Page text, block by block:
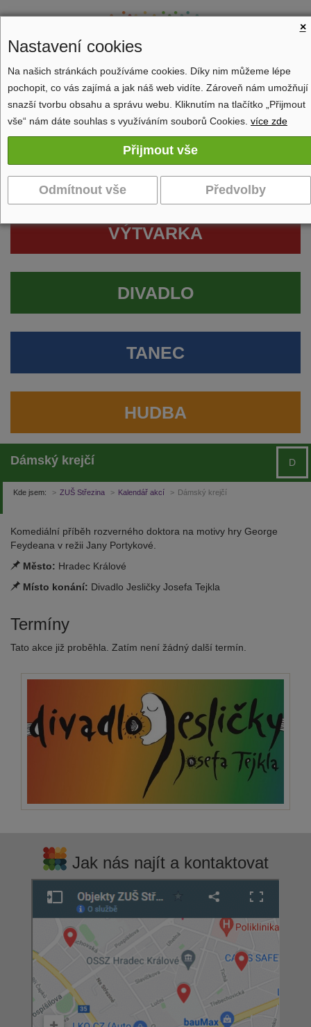
Zobrazit navigaci
VÝTVARKA
DIVADLO
TANEC
HUDBA
Dámský krejčí D
Kde jsem: ZUŠ Střezina Kalendář akcí Dámský krejčí
Komediální příběh rozverného doktora na motivy hry George
Feydeana v režii Jany Portykové.
Město: Hradec Králové
Místo konání: Divadlo Jesličky Josefa Tejkla
Termíny
Tato akce již proběhla. Zatím není žádný další termín.
Jak nás najít a kontaktovat
×
Nastavení cookies
Na našich stránkách používáme cookies. Díky nim můžeme lépe
pochopit, co vás zajímá a jak náš web vidíte. Zároveň nám umožňují
snazší tvorbu obsahu a správu webu. Kliknutím na tlačítko „Přijmout
vše“ nám dáte souhlas s využíváním souborů Cookies. více zde